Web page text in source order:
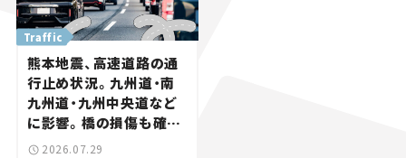
Traffic
熊本地震、高速道路の通
行止め状況。九州道・南
九州道・九州中央道など
に影響。橋の損傷も確認
【道路のニュース】
2026.07.29